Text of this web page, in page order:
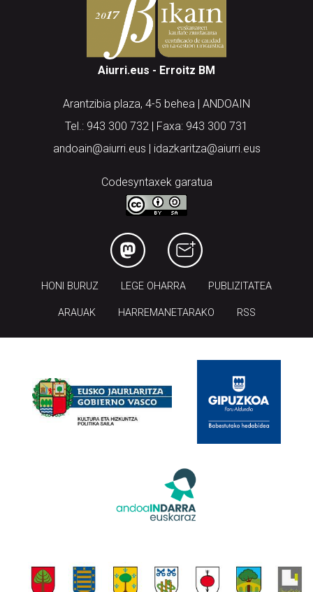
Aiurri.eus - Erroitz BM
Arantzibia plaza, 4-5 behea | ANDOAIN
Tel.: 943 300 732 | Faxa: 943 300 731
andoain@aiurri.eus | idazkaritza@aiurri.eus
Codesyntaxek garatua
HONI BURUZ LEGE OHARRA PUBLIZITATEA
ARAUAK HARREMANETARAKO RSS